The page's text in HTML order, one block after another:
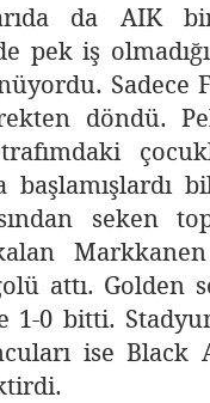
da AIK
pek iş
Sadece
döndü.
başlamışlardı
seken
attı. Golden
1-0 bitti.
ise Black